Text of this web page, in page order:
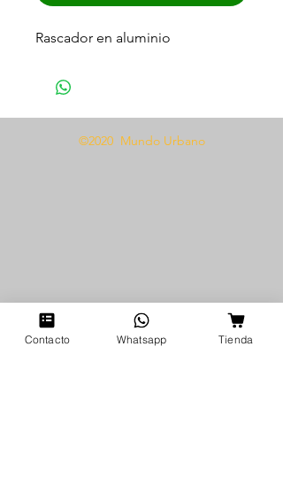
Rascador en aluminio
©2020 Mundo Urbano
Contacto Whatsapp Tienda